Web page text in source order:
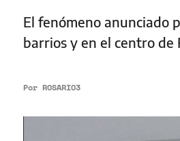
El fenómeno anunciado
barrios y en el centro de
Por ROSARIO3